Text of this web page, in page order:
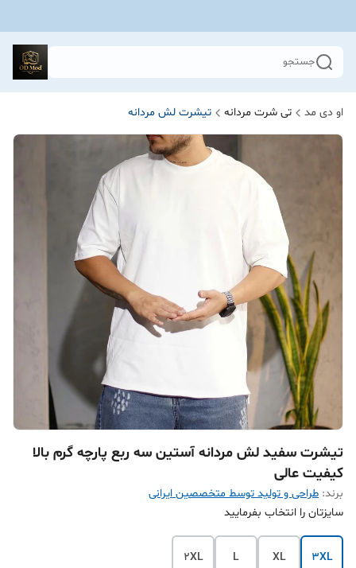
جستجو
او دی مد تی شرت مردانه تیشرت لش مردانه
تیشرت سفید لش مردانه آستین سه ربع پارچه گرم بالا
کیفیت عالی
برند: طراحی و تولید توسط متخصصین ایرانی
سایزتان را انتخاب بفرمایید
3XL
XL
L
2XL